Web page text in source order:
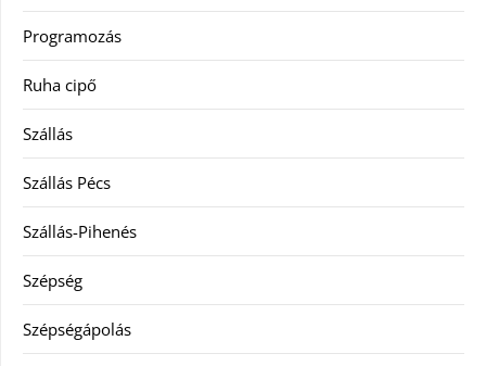
Programozás
Ruha cipő
Szállás
Szállás Pécs
Szállás-Pihenés
Szépség
Szépségápolás